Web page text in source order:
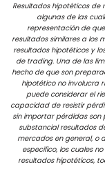
Resultados hipotéticos de
algunas de las
representación de
resultados similares a los
resultados hipotéticos y
de trading. Una de las
hecho de que son
hipotético no involucra
puede considerar el
capacidad de resistir
sin importar pérdidas son
substancial resultados
mercados en general, o
especifico, los cuales
resultados hipotéticos,